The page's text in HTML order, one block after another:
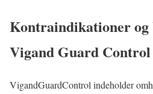
Kontraindikationer
Vigand Guard Control
VigandGuardControl indeholder